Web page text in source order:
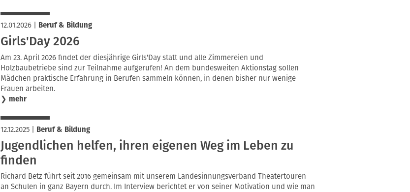
12.01.2026| Beruf & Bildung
Girls'Day 2026
Am 23. April 2026 findet der diesjährige Girls'Day statt und alle Zimmereien und
Holzbaubetriebe sind zur Teilnahme aufgerufen! An dem bundesweiten Aktionstag sollen
Mädchen praktische Erfahrung in Berufen sammeln können, in denen bisher nur wenige
Frauen arbeiten.
❯ mehr
12.12.2025| Beruf & Bildung
Jugendlichen helfen, ihren eigenen Weg im Leben zu
finden
Richard Betz führt seit 2016 gemeinsam mit unserem Landesinnungsverband Theatertouren
an Schulen in ganz Bayern durch. Im Interview berichtet er von seiner Motivation und wie man